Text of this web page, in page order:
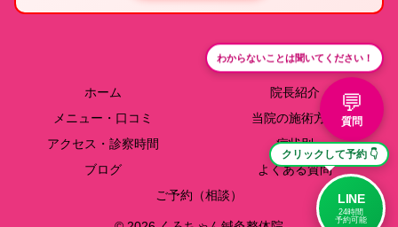
ホーム
院長紹介
メニュー・口コミ
当院の施術方針
アクセス・診察時間
症状別
ブログ
よくある質問
ご予約（相談）
わからないことは聞いてください！
💬
質問
クリックして予約 👇
LINE
24時間
予約可能